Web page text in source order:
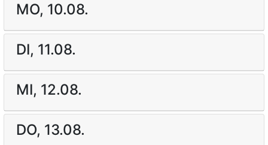
MO, 10.08.
DI, 11.08.
MI, 12.08.
DO, 13.08.